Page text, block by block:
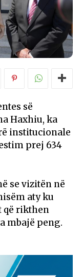
së
Haxhiu, ka
institucionale
prej 634
se vizitën në
aty ku
që rikthen
mbajë peng.